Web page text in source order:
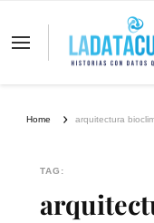
Home arquitectura
TAG: